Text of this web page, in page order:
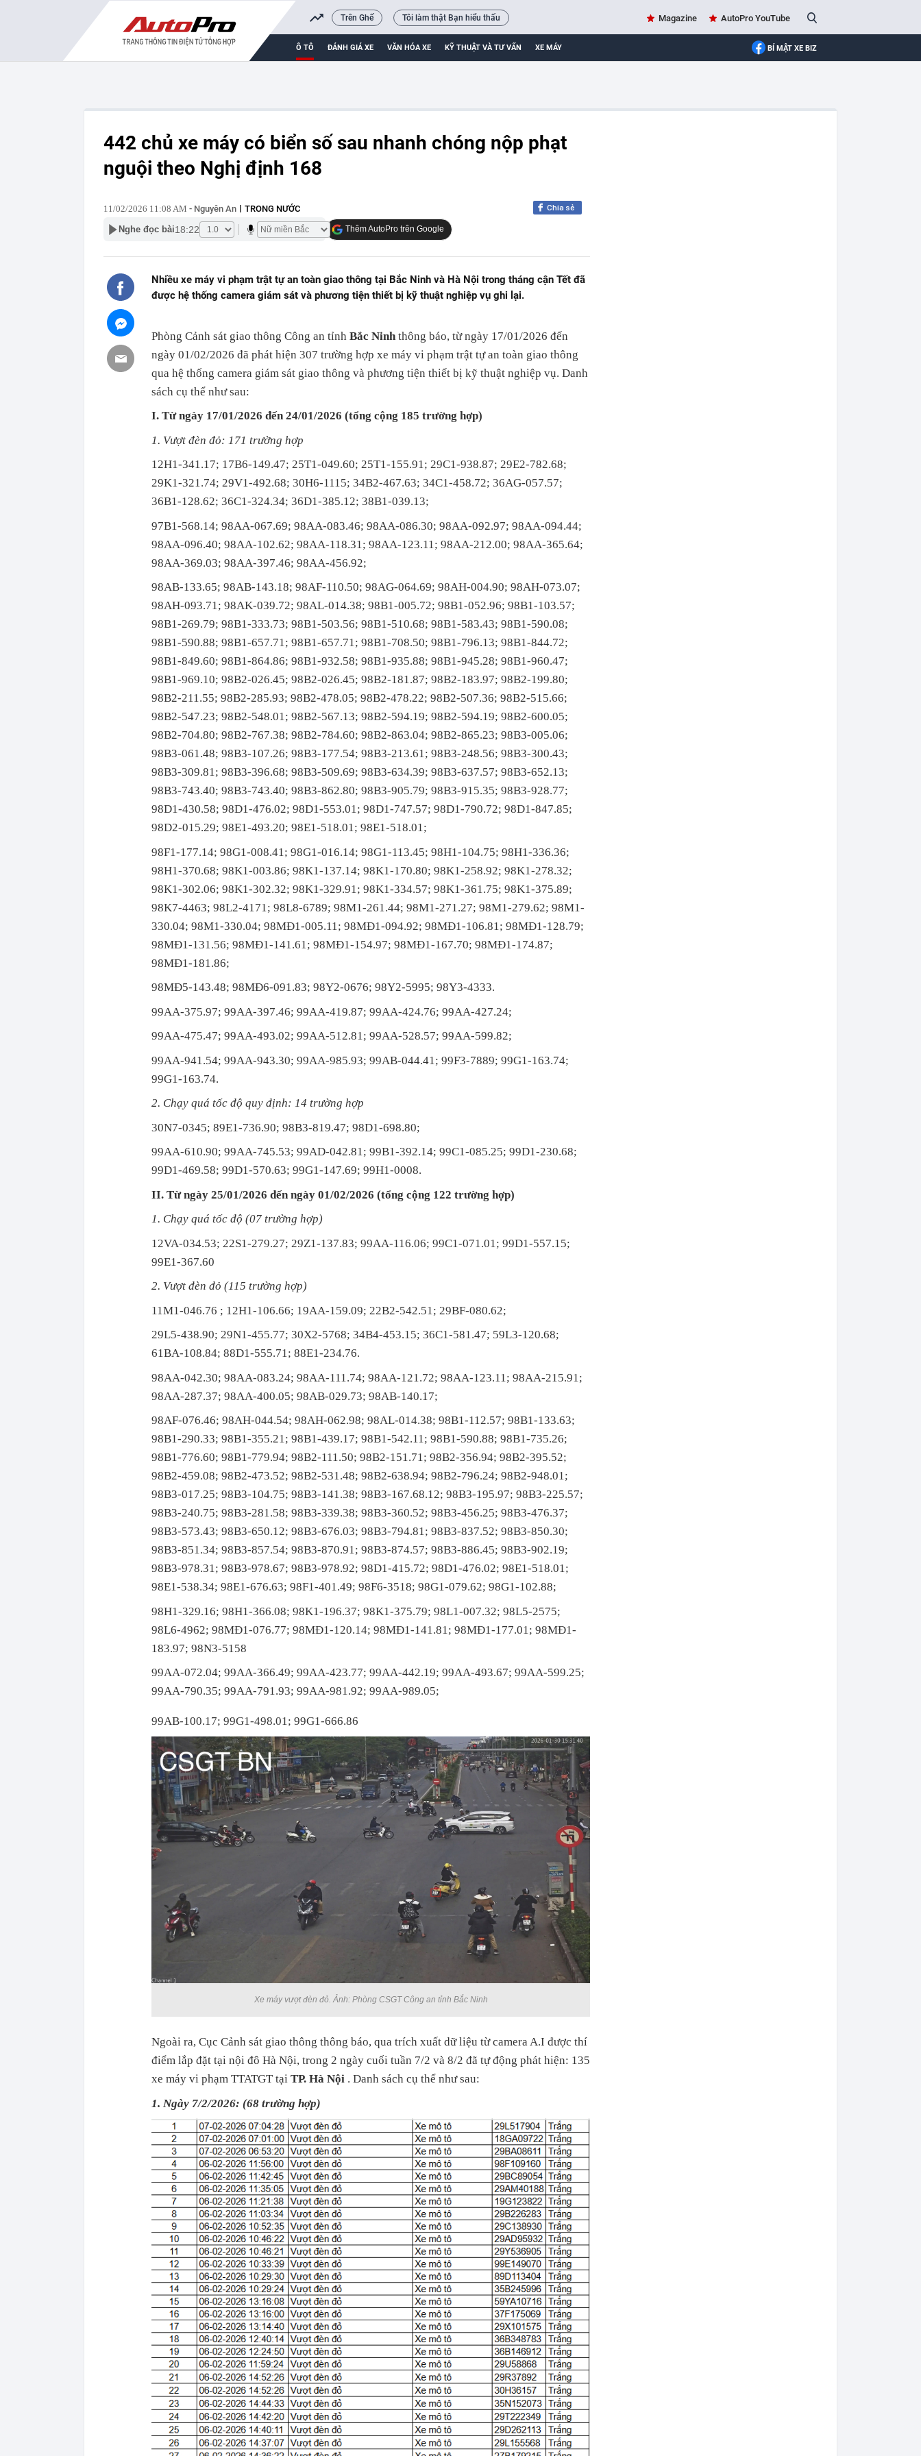
Trên Ghế Tôi làm thật Bạn hiểu thấu Magazine AutoPro YouTube
Ô TÔ ĐÁNH GIÁ XE VĂN HÓA XE KỸ THUẬT VÀ TƯ VẤN XE MÁY BÍ MẬT XE BIZ
442 chủ xe máy có biển số sau nhanh chóng nộp phạt
nguội theo Nghị định 168
11/02/2026 11:08 AM - Nguyên An TRONG NƯỚC Chia sẻ
Thêm AutoPro trên Google
Nghe đọc bài18:22
Nhiều xe máy vi phạm trật tự an toàn giao thông tại Bắc Ninh và Hà Nội trong tháng cận Tết đã
được hệ thống camera giám sát và phương tiện thiết bị kỹ thuật nghiệp vụ ghi lại.
Phòng Cảnh sát giao thông Công an tỉnh Bắc Ninh thông báo, từ ngày 17/01/2026 đến
ngày 01/02/2026 đã phát hiện 307 trường hợp xe máy vi phạm trật tự an toàn giao thông
qua hệ thống camera giám sát giao thông và phương tiện thiết bị kỹ thuật nghiệp vụ. Danh
sách cụ thể như sau:
I. Từ ngày 17/01/2026 đến 24/01/2026 (tổng cộng 185 trường hợp)
1. Vượt đèn đỏ: 171 trường hợp
12H1-341.17; 17B6-149.47; 25T1-049.60; 25T1-155.91; 29C1-938.87; 29E2-782.68;
29K1-321.74; 29V1-492.68; 30H6-1115; 34B2-467.63; 34C1-458.72; 36AG-057.57;
36B1-128.62; 36C1-324.34; 36D1-385.12; 38B1-039.13;
97B1-568.14; 98AA-067.69; 98AA-083.46; 98AA-086.30; 98AA-092.97; 98AA-094.44;
98AA-096.40; 98AA-102.62; 98AA-118.31; 98AA-123.11; 98AA-212.00; 98AA-365.64;
98AA-369.03; 98AA-397.46; 98AA-456.92;
98AB-133.65; 98AB-143.18; 98AF-110.50; 98AG-064.69; 98AH-004.90; 98AH-073.07;
98AH-093.71; 98AK-039.72; 98AL-014.38; 98B1-005.72; 98B1-052.96; 98B1-103.57;
98B1-269.79; 98B1-333.73; 98B1-503.56; 98B1-510.68; 98B1-583.43; 98B1-590.08;
98B1-590.88; 98B1-657.71; 98B1-657.71; 98B1-708.50; 98B1-796.13; 98B1-844.72;
98B1-849.60; 98B1-864.86; 98B1-932.58; 98B1-935.88; 98B1-945.28; 98B1-960.47;
98B1-969.10; 98B2-026.45; 98B2-026.45; 98B2-181.87; 98B2-183.97; 98B2-199.80;
98B2-211.55; 98B2-285.93; 98B2-478.05; 98B2-478.22; 98B2-507.36; 98B2-515.66;
98B2-547.23; 98B2-548.01; 98B2-567.13; 98B2-594.19; 98B2-594.19; 98B2-600.05;
98B2-704.80; 98B2-767.38; 98B2-784.60; 98B2-863.04; 98B2-865.23; 98B3-005.06;
98B3-061.48; 98B3-107.26; 98B3-177.54; 98B3-213.61; 98B3-248.56; 98B3-300.43;
98B3-309.81; 98B3-396.68; 98B3-509.69; 98B3-634.39; 98B3-637.57; 98B3-652.13;
98B3-743.40; 98B3-743.40; 98B3-862.80; 98B3-905.79; 98B3-915.35; 98B3-928.77;
98D1-430.58; 98D1-476.02; 98D1-553.01; 98D1-747.57; 98D1-790.72; 98D1-847.85;
98D2-015.29; 98E1-493.20; 98E1-518.01; 98E1-518.01;
98F1-177.14; 98G1-008.41; 98G1-016.14; 98G1-113.45; 98H1-104.75; 98H1-336.36;
98H1-370.68; 98K1-003.86; 98K1-137.14; 98K1-170.80; 98K1-258.92; 98K1-278.32;
98K1-302.06; 98K1-302.32; 98K1-329.91; 98K1-334.57; 98K1-361.75; 98K1-375.89;
98K7-4463; 98L2-4171; 98L8-6789; 98M1-261.44; 98M1-271.27; 98M1-279.62; 98M1-
330.04; 98M1-330.04; 98MĐ1-005.11; 98MĐ1-094.92; 98MĐ1-106.81; 98MĐ1-128.79;
98MĐ1-131.56; 98MĐ1-141.61; 98MĐ1-154.97; 98MĐ1-167.70; 98MĐ1-174.87;
98MĐ1-181.86;
98MĐ5-143.48; 98MĐ6-091.83; 98Y2-0676; 98Y2-5995; 98Y3-4333.
99AA-375.97; 99AA-397.46; 99AA-419.87; 99AA-424.76; 99AA-427.24;
99AA-475.47; 99AA-493.02; 99AA-512.81; 99AA-528.57; 99AA-599.82;
99AA-941.54; 99AA-943.30; 99AA-985.93; 99AB-044.41; 99F3-7889; 99G1-163.74;
99G1-163.74.
2. Chạy quá tốc độ quy định: 14 trường hợp
30N7-0345; 89E1-736.90; 98B3-819.47; 98D1-698.80;
99AA-610.90; 99AA-745.53; 99AD-042.81; 99B1-392.14; 99C1-085.25; 99D1-230.68;
99D1-469.58; 99D1-570.63; 99G1-147.69; 99H1-0008.
II. Từ ngày 25/01/2026 đến ngày 01/02/2026 (tổng cộng 122 trường hợp)
1. Chạy quá tốc độ (07 trường hợp)
12VA-034.53; 22S1-279.27; 29Z1-137.83; 99AA-116.06; 99C1-071.01; 99D1-557.15;
99E1-367.60
2. Vượt đèn đỏ (115 trường hợp)
11M1-046.76 ; 12H1-106.66; 19AA-159.09; 22B2-542.51; 29BF-080.62;
29L5-438.90; 29N1-455.77; 30X2-5768; 34B4-453.15; 36C1-581.47; 59L3-120.68;
61BA-108.84; 88D1-555.71; 88E1-234.76.
98AA-042.30; 98AA-083.24; 98AA-111.74; 98AA-121.72; 98AA-123.11; 98AA-215.91;
98AA-287.37; 98AA-400.05; 98AB-029.73; 98AB-140.17;
98AF-076.46; 98AH-044.54; 98AH-062.98; 98AL-014.38; 98B1-112.57; 98B1-133.63;
98B1-290.33; 98B1-355.21; 98B1-439.17; 98B1-542.11; 98B1-590.88; 98B1-735.26;
98B1-776.60; 98B1-779.94; 98B2-111.50; 98B2-151.71; 98B2-356.94; 98B2-395.52;
98B2-459.08; 98B2-473.52; 98B2-531.48; 98B2-638.94; 98B2-796.24; 98B2-948.01;
98B3-017.25; 98B3-104.75; 98B3-141.38; 98B3-167.68.12; 98B3-195.97; 98B3-225.57;
98B3-240.75; 98B3-281.58; 98B3-339.38; 98B3-360.52; 98B3-456.25; 98B3-476.37;
98B3-573.43; 98B3-650.12; 98B3-676.03; 98B3-794.81; 98B3-837.52; 98B3-850.30;
98B3-851.34; 98B3-857.54; 98B3-870.91; 98B3-874.57; 98B3-886.45; 98B3-902.19;
98B3-978.31; 98B3-978.67; 98B3-978.92; 98D1-415.72; 98D1-476.02; 98E1-518.01;
98E1-538.34; 98E1-676.63; 98F1-401.49; 98F6-3518; 98G1-079.62; 98G1-102.88;
98H1-329.16; 98H1-366.08; 98K1-196.37; 98K1-375.79; 98L1-007.32; 98L5-2575;
98L6-4962; 98MĐ1-076.77; 98MĐ1-120.14; 98MĐ1-141.81; 98MĐ1-177.01; 98MĐ1-
183.97; 98N3-5158
99AA-072.04; 99AA-366.49; 99AA-423.77; 99AA-442.19; 99AA-493.67; 99AA-599.25;
99AA-790.35; 99AA-791.93; 99AA-981.92; 99AA-989.05;
99AB-100.17; 99G1-498.01; 99G1-666.86
Xe máy vượt đèn đỏ. Ảnh: Phòng CSGT Công an tỉnh Bắc Ninh
Ngoài ra, Cục Cảnh sát giao thông thông báo, qua trích xuất dữ liệu từ camera A.I được thí
điểm lắp đặt tại nội đô Hà Nội, trong 2 ngày cuối tuần 7/2 và 8/2 đã tự động phát hiện: 135
xe máy vi phạm TTATGT tại TP. Hà Nội . Danh sách cụ thể như sau:
1. Ngày 7/2/2026: (68 trường hợp)